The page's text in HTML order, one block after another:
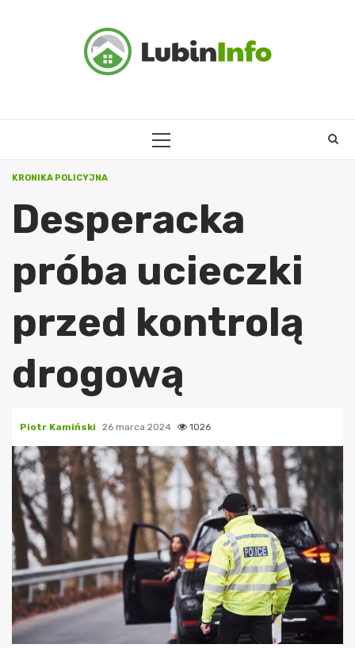
PRIMARY
KRONIKA POLICYJNA
Desperacka
próba ucieczki
przed kontrolą
drogową
Piotr Kamiński 26 marca 2024 1026